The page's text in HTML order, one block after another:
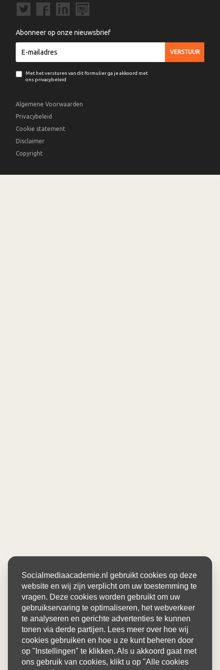
Abonneer op onze nieuwsbrief
Met het versturen van dit formulier ga je akkoord met
ons privacybeleid
Algemene Voorwaarden
Privacybeleid
Cookie statement
Disclaimer
Copyright
Socialmediaacademie.nl gebruikt cookies op deze
website en wij zijn verplicht om uw toestemming te
vragen. Deze cookies worden gebruikt om uw
gebruikservaring te optimaliseren, het webverkeer
te analyseren en gerichte advertenties te kunnen
tonen via derde partijen. Lees meer over hoe wij
cookies gebruiken en hoe u ze kunt beheren door
op "Instellingen" te klikken. Als u akkoord gaat met
ons gebruik van cookies, klikt u op "Alle cookies